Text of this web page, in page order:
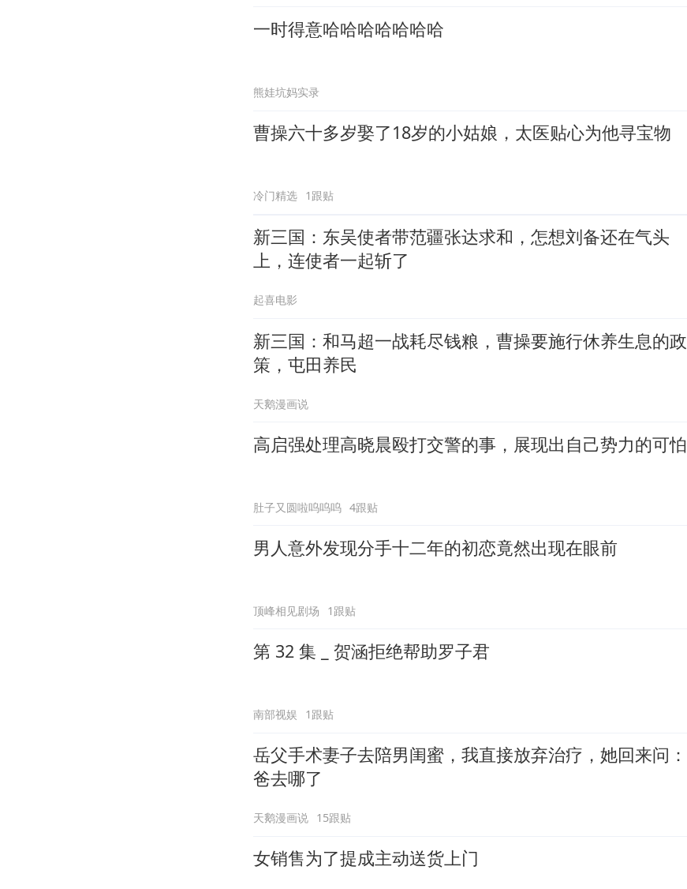
一时得意哈哈哈哈哈哈哈
熊娃坑妈实录
曹操六十多岁娶了18岁的小姑娘，太医贴心为他寻宝物
冷门精选 1跟贴
新三国：东吴使者带范疆张达求和，怎想刘备还在气头
上，连使者一起斩了
起喜电影
新三国：和马超一战耗尽钱粮，曹操要施行休养生息的政
策，屯田养民
天鹅漫画说
高启强处理高晓晨殴打交警的事，展现出自己势力的可怕
肚子又圆啦呜呜呜 4跟贴
男人意外发现分手十二年的初恋竟然出现在眼前
顶峰相见剧场 1跟贴
第 32 集 _ 贺涵拒绝帮助罗子君
南部视娱 1跟贴
岳父手术妻子去陪男闺蜜，我直接放弃治疗，她回来问：
爸去哪了
天鹅漫画说 15跟贴
女销售为了提成主动送货上门